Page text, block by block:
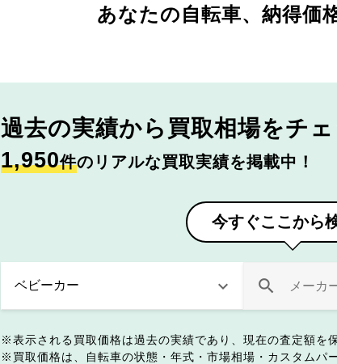
あなたの自転車、 納得価
過去の実績から 買取相場をチ
1,950件のリアルな買取実績を掲載中！
今すぐここから
表示される買取価格は過去の実績であり、現在の査定額を
買取価格は、自転車の状態・年式・市場相場・カスタムパ